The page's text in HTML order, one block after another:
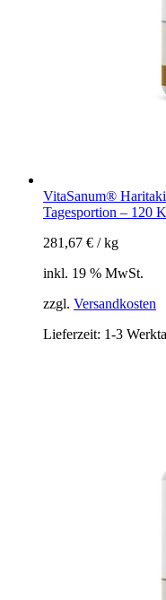
VitaSanum®
Tagesportion – 120
281,67 € /kg
inkl. 19 % MwSt.
zzgl. Versandkosten
Lieferzeit: 1-3